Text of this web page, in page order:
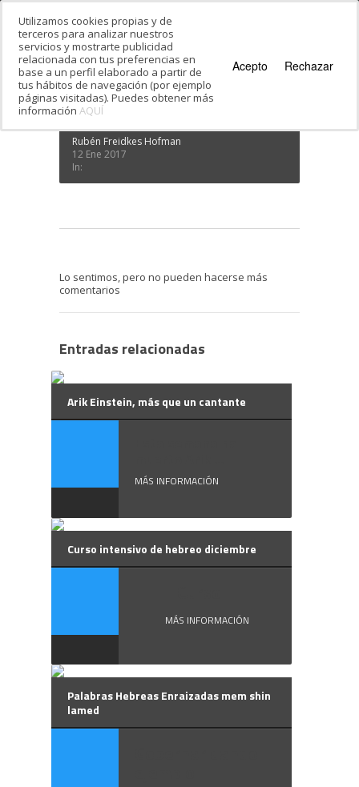
Estás en: Inicio · Hebreo
distancia · Ruben fitur bis
Ruben fitur bis
Rubén Freidkes Hofman
12 Ene 2017
In:
Lo sentimos, pero no pueden hacerse más
comentarios
Entradas relacionadas
Arik Einstein, más que un cantante
MÁS INFORMACIÓN
Curso intensivo de hebreo diciembre
MÁS INFORMACIÓN
Palabras Hebreas Enraizadas mem shin
lamed
Utilizamos cookies propias y de
terceros para analizar nuestros
servicios y mostrarte publicidad
relacionada con tus preferencias en
base a un perfil elaborado a partir de
tus hábitos de navegación (por ejemplo
páginas visitadas). Puedes obtener más
información AQUÍ
Acepto Rechazar